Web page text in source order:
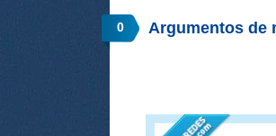
0 Argumentos de